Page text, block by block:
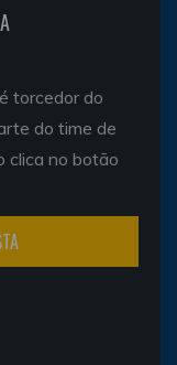
torcedor do
do time de
clica no botão